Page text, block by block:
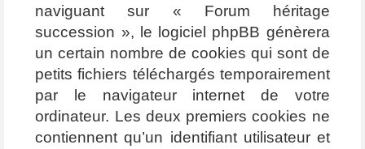
naviguant sur « Forum héritage
succession », le logiciel phpBB génèrera
un certain nombre de cookies qui sont de
petits fichiers téléchargés temporairement
par le navigateur internet de votre
ordinateur. Les deux premiers cookies ne
contiennent qu’un identifiant utilisateur et